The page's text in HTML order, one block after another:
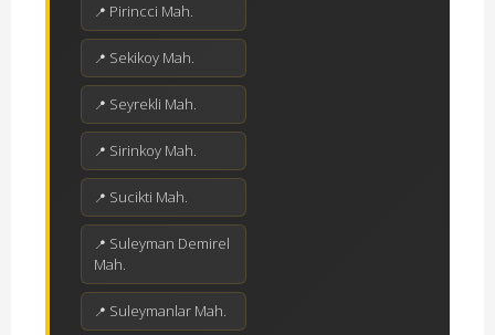
Pirincci Mah.
Sekikoy Mah.
Seyrekli Mah.
Sirinkoy Mah.
Sucikti Mah.
Suleyman Demirel
Mah.
Suleymanlar Mah.